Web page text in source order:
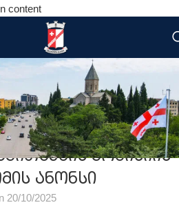
content
/ ანონსი
ᲐᲜᲝᲜᲡᲘ
და ბუნებრივი
კომისიის
ანონსი
20/10/2025